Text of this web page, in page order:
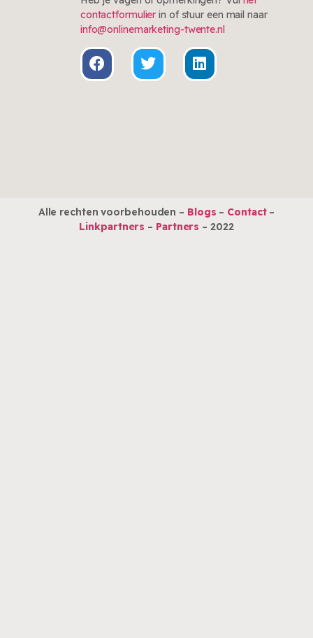
Klik hier
contactformulier in of stuur een mail naar
info@onlinemarketing-twente.nl
Alle rechten voorbehouden – Blogs – Contact –
Linkpartners – Partners – 2022